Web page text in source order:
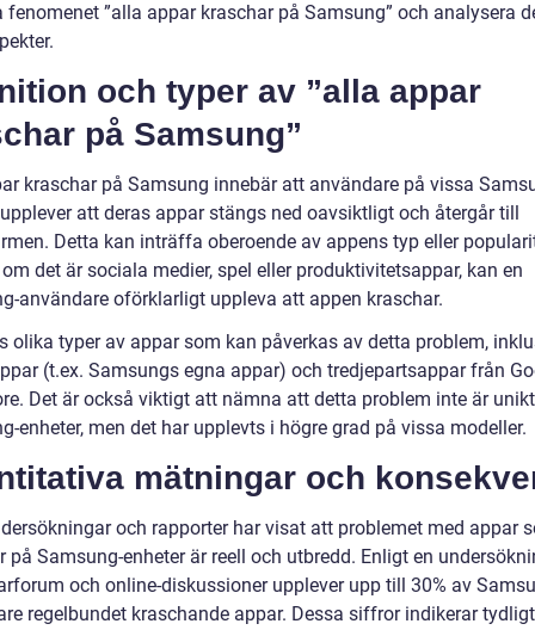
fenomenet ”alla appar kraschar på Samsung” och analysera
och typer av ”alla appar
på Samsung”
kraschar på Samsung innebär att användare på vissa
att deras appar stängs ned oavsiktligt och återgår till
Detta kan inträffa oberoende av appens typ eller
det är sociala medier, spel eller produktivitetsappar, kan en
användare oförklarligt uppleva att appen kraschar.
olika typer av appar som kan påverkas av detta problem,
(t.ex. Samsungs egna appar) och tredjepartsappar från
Det är också viktigt att nämna att detta problem inte är
enheter, men det har upplevts i högre grad på vissa modeller.
mätningar och
och rapporter har visat att problemet med appar
på Samsung-enheter är reell och utbredd. Enligt en
och online-diskussioner upplever upp till 30% av
regelbundet kraschande appar. Dessa siffror indikerar